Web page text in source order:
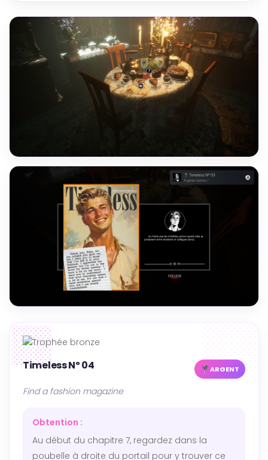
Timeless Nº 04 ARGENT
Find a fashion magazine
Obtention :
Au début du chapitre 7, regardez dans la
poubelle à droite du portail pour y trouver ce